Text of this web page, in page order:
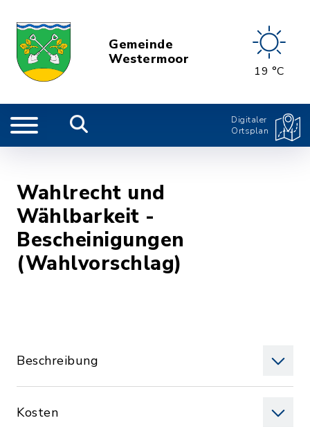
Gemeinde
Westermoor
19 °C
Digitaler
Ortsplan
Wahlrecht und
Wählbarkeit -
Bescheinigungen
(Wahlvorschlag)
Beschreibung
Kosten